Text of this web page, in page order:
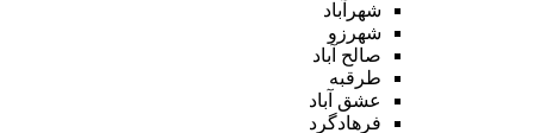
شهرآباد
شهرزو
صالح آباد
طرقبه
عشق آباد
فرهادگرد